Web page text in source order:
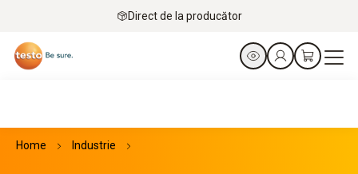
Direct de la producător
Home Industrie